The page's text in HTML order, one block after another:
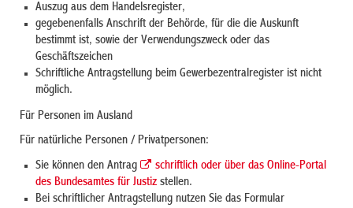
Auszug aus dem Handelsregister,
gegebenenfalls Anschrift der Behörde, für die die Auskunft
bestimmt ist, sowie der Verwendungszweck oder das
Geschäftszeichen
Schriftliche Antragstellung beim Gewerbezentralregister ist nicht
möglich.
Für Personen im Ausland
Für natürliche Personen / Privatpersonen:
Sie können den Antrag
schriftlich oder über das Online-Portal
des Bundesamtes für Justiz stellen.
Bei schriftlicher Antragstellung nutzen Sie das Formular